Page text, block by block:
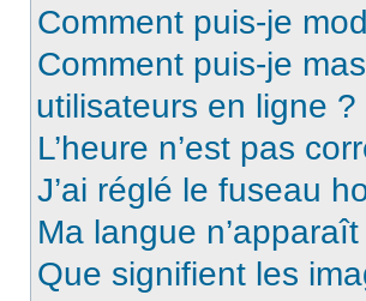
Comment puis-je
Comment puis-je
utilisateurs en ligne ?
L’heure n’est pas
J’ai réglé le fuseau
Ma langue
Que signifient les